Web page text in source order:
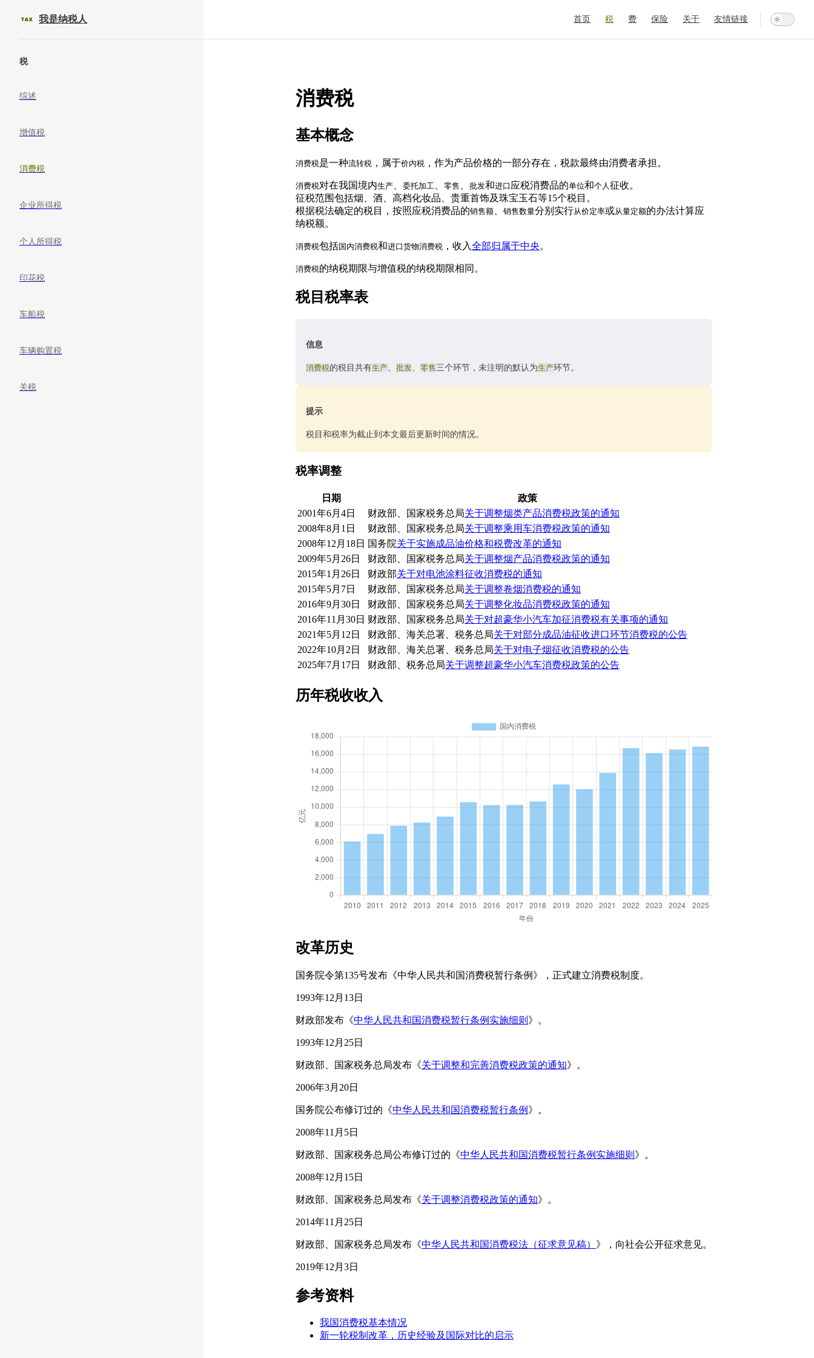
Skip to content
我是纳税人 首页 税 费 保险 关于 友情链接
税
综述
增值税
消费税
企业所得税
个人所得税
印花税
车船税
车辆购置税
关税
消费税
基本概念
消费税是一种流转税 ，属于价内税 ，作为产品价格的一部分存在，税款最终由消费者承担。
消费税对在我国境内生产 委托加工 零售 批发和进口 应税消费品的单位和个人 征收。
征税范围包括烟、酒、高档化妆品、贵重首饰及珠宝玉石等15个税目。
根据税法确定的税目，按照应税消费品的销售额 销售数量分别实行从价定率或从量定额的办法计算应
纳税额。
消费税包括国内消费税和进口货物消费税 ，收入全部归属于中央。
消费税的纳税期限与增值税的纳税期限相同。
税目税率表
信息
消费税的税目共有生产 批发 零售三个环节，未注明的默认为生产环节。
提示
税目和税率为截止到本文最后更新时间的情况。
税率调整
日期
政策
2001年6月4日
财政部、国家税务总局关于调整烟类产品消费税政策的通知
2008年8月1日
财政部、国家税务总局关于调整乘用车消费税政策的通知
2008年12月18日 国务院关于实施成品油价格和税费改革的通知
2009年5月26日
财政部、国家税务总局关于调整烟产品消费税政策的通知
2015年1月26日
财政部关于对电池涂料征收消费税的通知
2015年5月7日
财政部、国家税务总局关于调整卷烟消费税的通知
2016年9月30日
财政部、国家税务总局关于调整化妆品消费税政策的通知
2016年11月30日 财政部、国家税务总局关于对超豪华小汽车加征消费税有关事项的通知
2021年5月12日
财政部、海关总署、税务总局关于对部分成品油征收进口环节消费税的公告
2022年10月2日
财政部、海关总署、税务总局关于对电子烟征收消费税的公告
2025年7月17日
财政部、税务总局关于调整超豪华小汽车消费税政策的公告
历年税收收入
改革历史
国务院令第135号发布《中华人民共和国消费税暂行条例》，正式建立消费税制度。
1993年12月13日
财政部发布《中华人民共和国消费税暂行条例实施细则 》。
1993年12月25日
财政部、国家税务总局发布《关于调整和完善消费税政策的通知》。
2006年3月20日
国务院公布修订过的《中华人民共和国消费税暂行条例 》。
2008年11月5日
财政部、国家税务总局公布修订过的《中华人民共和国消费税暂行条例实施细则 》。
2008年12月15日
财政部、国家税务总局发布《关于调整消费税政策的通知》。
2014年11月25日
财政部、国家税务总局发布《中华人民共和国消费税法（征求意见稿） 》，向社会公开征求意见。
2019年12月3日
参考资料
我国消费税基本情况
新一轮税制改革，历史经验及国际对比的启示